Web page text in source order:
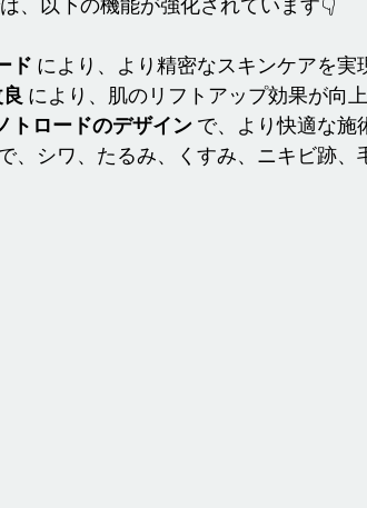
、以下の機能が強化されています👇
ド により、より精密なスキンケアを実
により、肌のリフトアップ効果が向上
トロードのデザイン で、より快適な施
、シワ、たるみ、くすみ、ニキビ跡、